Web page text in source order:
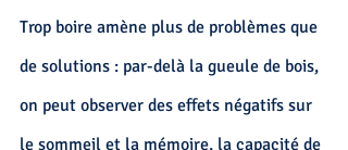
Trop boire amène plus de problèmes que
de solutions : par-delà la gueule de bois,
on peut observer des effets négatifs sur
le sommeil et la mémoire, la capacité de